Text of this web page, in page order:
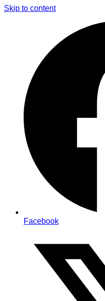
Skip to content
Facebook